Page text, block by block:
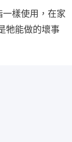
樣使用，在家
牠能做的壞事